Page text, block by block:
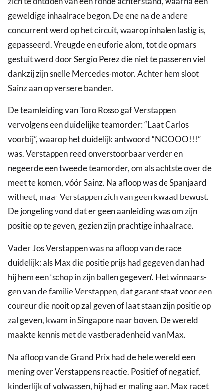
geweldige inhaalrace begon. De ene na de andere
concurrent werd op het circuit, waarop inhalen lastig is,
gepasseerd. Vreugde en euforie alom, tot de opmars
gestuit werd doorSergio Perezdie niet te passeren viel
dankzij zijn snelle Mercedes-motor. Achter hem sloot
Sainz aan op versere banden.
De teamleiding van Toro Rosso gaf Verstappen
vervolgens een duidelijke teamorder: “Laat Carlos
voorbij”, waarop het duidelijk antwoord “NOOOO!!!”
was. Verstappen reed onverstoorbaar verder en
negeerde een tweede teamorder, om als achtste over de
meet te komen, vóór Sainz. Na afloop was de Spanjaard
witheet, maar Verstappen zich van geen kwaad bewust.
De jongeling vond dat er geen aanleiding was om zijn
positie op te geven, gezien zijn prachtige inhaalrace.
Vader Jos Verstappen was na afloop van de race
duidelijk: als Max die positie prijs had gegeven dan had
hij hem een ‘schop in zijn ballen gegeven’. Het winnaars-
gen van de familie Verstappen, dat garant staat voor een
coureur die nooit op zal geven of laat staan zijn positie op
zal geven, kwam in Singapore naar boven. De wereld
maakte kennis met de vastberadenheid van Max.
Na afloop van de Grand Prix had de hele wereld een
mening over Verstappens reactie. Positief of negatief,
kinderlijk of volwassen, hij had er maling aan. Max racet